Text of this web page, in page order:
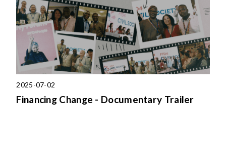
2025-07-02
Financing Change - Documentary Trailer